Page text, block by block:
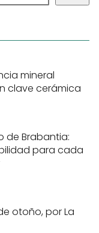
mineral
clave cerámica
de Brabantia:
para cada
otoño, por La